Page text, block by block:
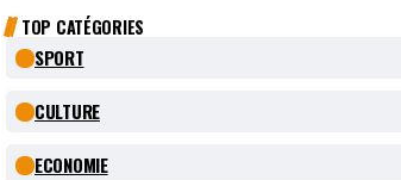
TOP CATÉGORIES
SPORT
CULTURE
ECONOMIE